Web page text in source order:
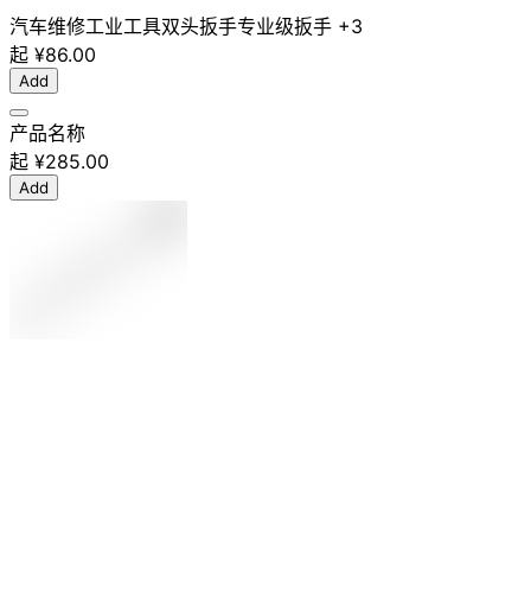
汽车维修工业工具双头扳手专业级扳手 +3
起 ¥86.00
Add
产品名称
起 ¥285.00
Add